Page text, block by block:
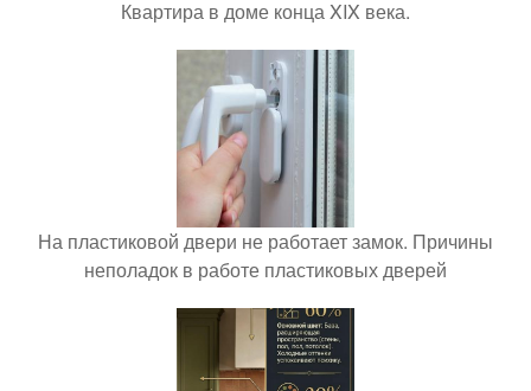
Квартира в доме конца XIX века.
На пластиковой двери не работает замок. Причины
неполадок в работе пластиковых дверей